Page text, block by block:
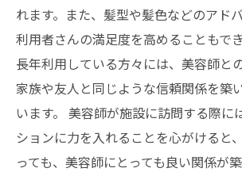
れます。また、髪型や髪色などのアド
利用者さんの満足度を高めることもでき
長年利用している方々には、美容師と
家族や友人と同じような信頼関係を築
います。 美容師が施設に訪問する際に
ションに力を入れることを心がけると
っても、美容師にとっても良い関係が